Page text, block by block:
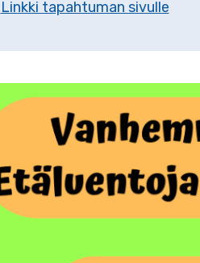
Linkki tapahtuman sivulle